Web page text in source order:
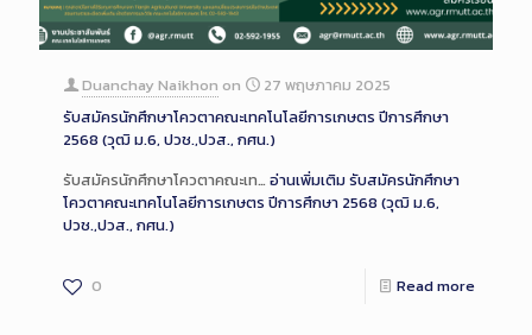
Duanchay Naikhon on
27 พฤษภาคม 2025
รับสมัครนักศึกษาโควตาคณะเทคโนโลยีการเกษตร ปีการศึกษา
2568 (วุฒิ ม.6, ปวช.,ปวส., กศน.)
รับสมัครนักศึกษาโควตาคณะเท… อ่านเพิ่มเติมรับสมัครนักศึกษา
โควตาคณะเทคโนโลยีการเกษตร ปีการศึกษา 2568 (วุฒิ ม.6,
ปวช.,ปวส., กศน.)
0 Read more